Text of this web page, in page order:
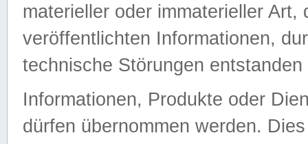
materieller oder immaterieller
veröffentlichten Informationen,
technische Störungen
Informationen, Produkte oder
dürfen übernommen werden.